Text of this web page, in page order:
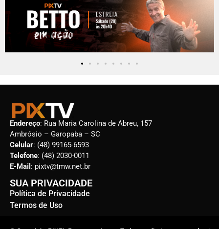
Endereço: Rua Maria Carolina de Abreu, 157
Ambrósio – Garopaba – SC
Celular: (48) 99165-6593
Telefone: (48) 2030-0011
E-Mail : pixtv@tmw.net.br
SUA PRIVACIDADE
Política de Privacidade
Termos de Uso